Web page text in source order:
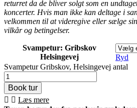
returret da de bliver solgt som en
koncerter. Hvis man ikke kan deltage i
velkommen til at videregive eller sælge
vilkår og betingelser.
Svampetur: Gribskov
Helsingevej
Ryd
Svampetur Gribskov, Helsingevej antal
Læs mere